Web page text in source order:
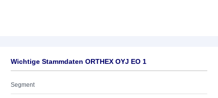
Wichtige Stammdaten ORTHEX OYJ EO 1
Segment